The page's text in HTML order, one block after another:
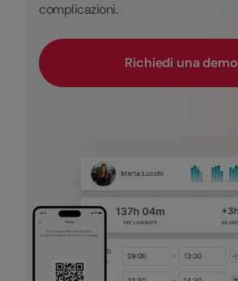
complicazioni.
Richiedi una demo